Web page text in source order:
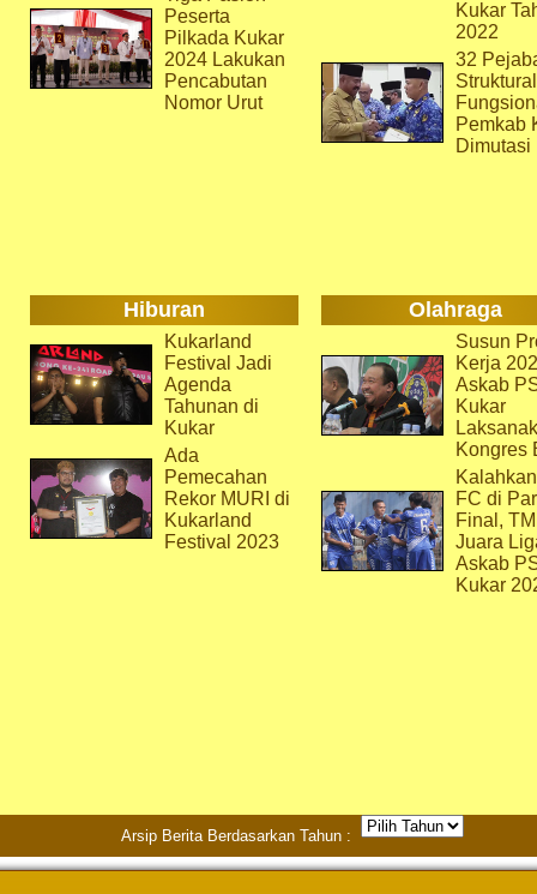
Peserta
Pilkada Kukar
2024 Lakukan
Pencabutan
Nomor Urut
Kukar
2022
32
Pemkab
Dimutasi
Hiburan Olahraga
Kukarland
Festival Jadi
Agenda
Tahunan di
Kukar
Ada
Pemecahan
Rekor MURI di
Kukarland
Festival 2023
Susun
Kerja
Askab
Kukar
Kongres
FC di
Final,
Juara
Askab
Kukar
Arsip Berita Berdasarkan Tahun :